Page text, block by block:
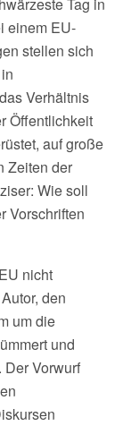
einem EU-
stellen sich
Verhältnis
Öffentlichkeit
auf große
Zeiten der
Wie soll
Vorschriften
nicht
den
um die
und
Vorwurf